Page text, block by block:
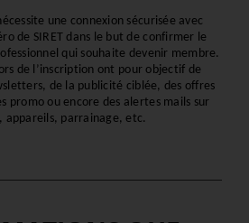
une connexion sécurisée avec
de SIRET dans le but de confirmer le
qui souhaite devenir membre.
de l’inscription ont pour objectif de
de la publicité ciblée, des offres
promo ou encore des alertes mails sur
appareils, parrainage, etc.